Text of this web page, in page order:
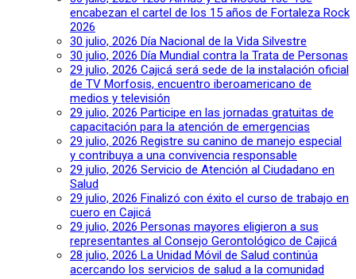
encabezan el cartel de los 15 años de Fortaleza Rock
2026
30 julio, 2026 Día Nacional de la Vida Silvestre
30 julio, 2026 Día Mundial contra la Trata de Personas
29 julio, 2026 Cajicá será sede de la instalación oficial
de TV Morfosis, encuentro iberoamericano de
medios y televisión
29 julio, 2026 Participe en las jornadas gratuitas de
capacitación para la atención de emergencias
29 julio, 2026 Registre su canino de manejo especial
y contribuya a una convivencia responsable
29 julio, 2026 Servicio de Atención al Ciudadano en
Salud
29 julio, 2026 Finalizó con éxito el curso de trabajo en
cuero en Cajicá
29 julio, 2026 Personas mayores eligieron a sus
representantes al Consejo Gerontológico de Cajicá
28 julio, 2026 La Unidad Móvil de Salud continúa
acercando los servicios de salud a la comunidad